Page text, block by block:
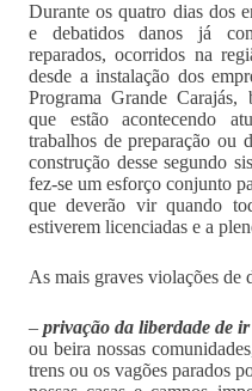
Durante os quatro dias dos
e debatidos danos já
reparados, ocorridos na
desde a instalação dos
Programa Grande
que estão acontecendo
trabalhos de preparação ou
construção desse segundo
fez-se um esforço conjunto
que deverão vir quando
estiverem licenciadas e a
As mais graves violações de
–privação da liberdade de
ou beira nossas
trens ou os vagões parados